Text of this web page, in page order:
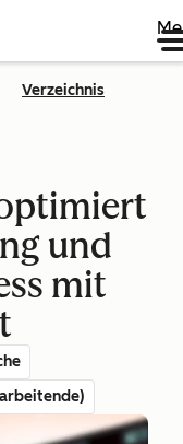
Verzeichnis
und
mit